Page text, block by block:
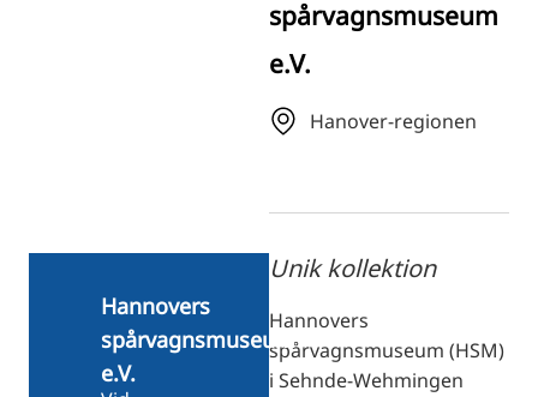
UK
spårvagnsmuseum
e.V.
Hanover-regionen
Unik kollektion
Hannovers
spårvagnsmuseum (HSM)
i Sehnde-Wehmingen
Hannovers
spårvagnsmuseum
e.V.